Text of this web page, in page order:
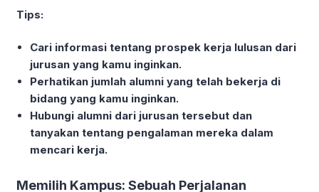
Tips:
Cari informasi tentang prospek kerja lulusan dari
jurusan yang kamu inginkan.
Perhatikan jumlah alumni yang telah bekerja di
bidang yang kamu inginkan.
Hubungi alumni dari jurusan tersebut dan
tanyakan tentang pengalaman mereka dalam
mencari kerja.
Memilih Kampus: Sebuah Perjalanan